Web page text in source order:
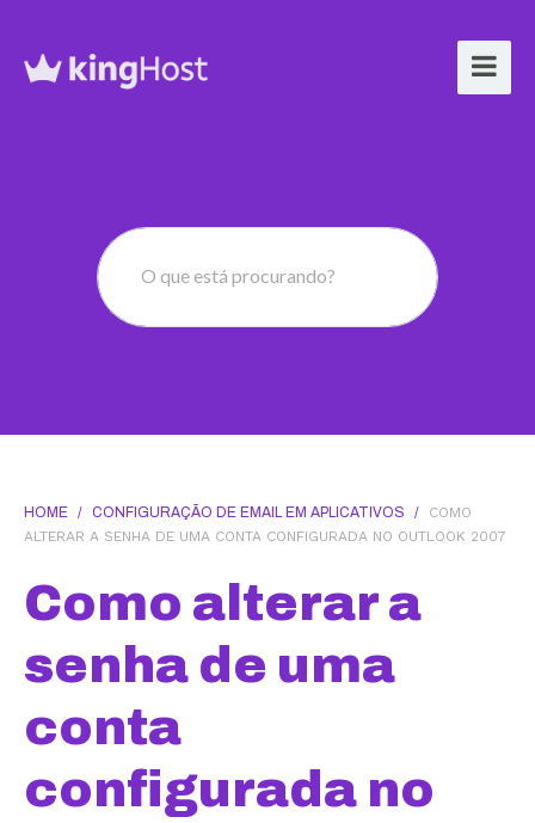
O que está procurando?
HOME / CONFIGURAÇÃO DE EMAIL EM APLICATIVOS /
COMO
ALTERAR A SENHA DE UMA CONTA CONFIGURADA NO OUTLOOK 2007
Como alterar a
senha de uma
conta
configurada no